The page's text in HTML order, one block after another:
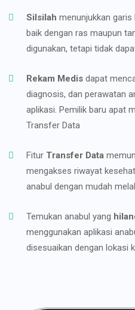
Silsilah menunjukkan
baik dengan ras maupun
digunakan, tetapi tidak
Rekam Medis dapat
diagnosis, dan perawatan
aplikasi. Pemilik baru apat
Transfer Data
Fitur Transfer Data
mengakses riwayat
anabul dengan mudah
Temukan anabul yang
menggunakan aplikasi
disesuaikan dengan lokasi